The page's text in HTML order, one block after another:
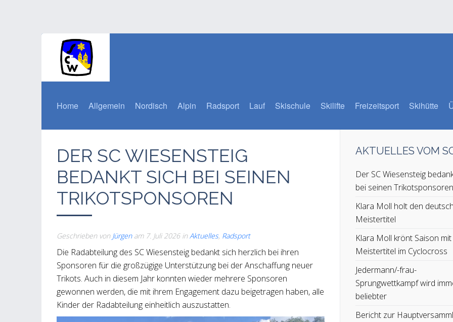
Home Allgemein Nordisch Alpin Radsport Lauf Skischule Skilifte Freizeitsport Skihütte
DER SC WIESENSTEIG
BEDANKT SICH BEI SEINEN
TRIKOTSPONSOREN
Geschrieben von Jürgenam 7. Juli 2026inAktuelles, Radsport
Die Radabteilung des SC Wiesensteig bedankt sich herzlich bei ihren
Sponsoren für die großzügige Unterstützung bei der Anschaffung neuer
Trikots. Auch in diesem Jahr konnten wieder mehrere Sponsoren
gewonnen werden, die mit ihrem Engagement dazu beigetragen haben, alle
Kinder der Radabteilung einheitlich auszustatten.
AKTUELLES VOM
Der SC Wiesensteig
bei seinen Trikotsponsoren
Klara Moll holt den
Meistertitel
Klara Moll krönt Saison mit
Meistertitel im Cyclocross
Jedermann/-frau-
Sprungwettkampf wird
beliebter
Bericht zur